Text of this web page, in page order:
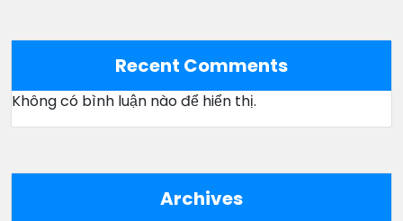
Recent Comments
Không có bình luận nào để hiển thị.
Archives